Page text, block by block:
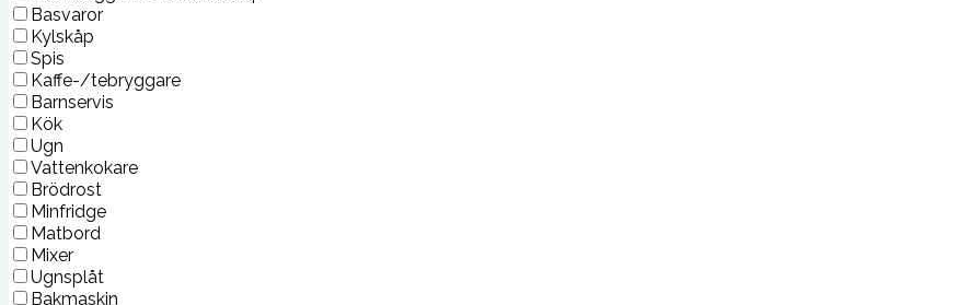
Basvaror
Kylskåp
Spis
Kaffe-/tebryggare
Barnservis
Kök
Ugn
Vattenkokare
Brödrost
Minfridge
Matbord
Mixer
Ugnsplåt
Bakmaskin